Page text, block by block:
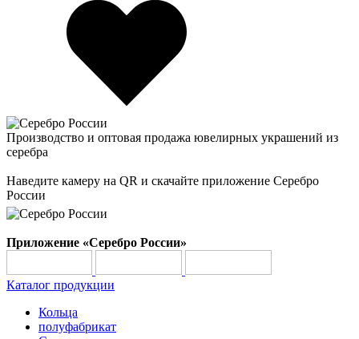
Производство и оптовая продажа ювелирных украшений из
серебра
Наведите камеру на QR и скачайте приложение Серебро
России
Приложение «Серебро России»
Каталог продукции
Кольца
полуфабрикат